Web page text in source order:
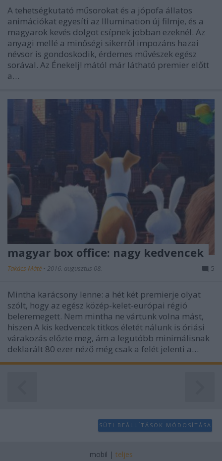
A tehetségkutató műsorokat és a jópofa állatos
animációkat egyesíti az Illumination új filmje, és a
magyarok kevés dolgot csípnek jobban ezeknél. Az
anyagi mellé a minőségi sikerről impozáns hazai
névsor is gondoskodik, érdemes művészek egész
sorával. Az Énekelj! mától már látható premier előtt
a…
magyar box office: nagy kedvencek
Takács Máté • 2016. augusztus 08. 5
Mintha karácsony lenne: a hét két premierje olyat
szólt, hogy az egész közép-kelet-európai régió
beleremegett. Nem mintha ne vártunk volna mást,
hiszen A kis kedvencek titkos életét nálunk is óriási
várakozás előzte meg, ám a legutóbb minimálisnak
deklarált 80 ezer néző még csak a felét jelenti a…
SÜTI BEÁLLÍTÁSOK MÓDOSÍTÁSA
mobil | teljes